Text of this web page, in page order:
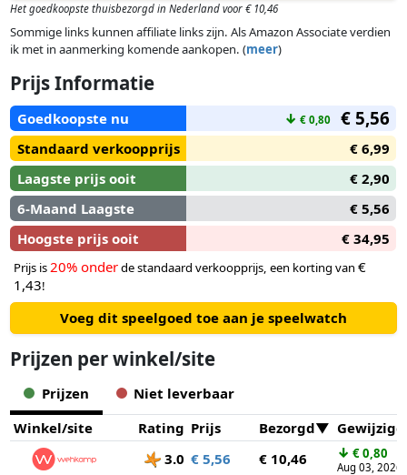
Het goedkoopste thuisbezorgd in Nederland voor € 10,46
Sommige links kunnen affiliate links zijn. Als Amazon Associate verdien
ik met in aanmerking komende aankopen. (meer)
Prijs Informatie
Goedkoopste nu ↓ € 0,80 € 5,56
Standaard verkoopprijs
€ 6,99
Laagste prijs ooit
€ 2,90
6-Maand Laagste
€ 5,56
Hoogste prijs ooit
€ 34,95
Prijs is 20% onderde standaard verkoopprijs, een korting van €
1,43!
Voeg dit speelgoed toe aan je speelwatch
Prijzen per winkel/site
Prijzen
Niet leverbaar
Winkel/site
Rating Prijs Bezorgd
Gewijzigd
3.0 € 5,56 € 10,46 ↓ € 0,80
Aug 03, 2026